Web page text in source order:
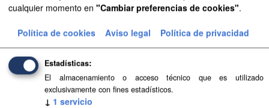
Aprobación Definitiva...
Aprobación Definitiva...
Aprobación Definitiva...
cualquier momento en "Cambiar preferencias de cookies".
Política de cookies Aviso legal Política de privacidad
Estadísticas
El almacenamiento o acceso técnico que es utilizado
exclusivamente con fines estadísticos.
↓ 1 servicio